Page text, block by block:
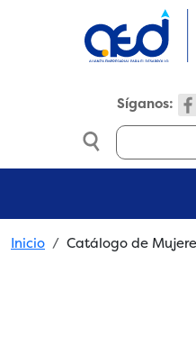
Síganos:
Search
Breadcrumb
Inicio Catálogo de